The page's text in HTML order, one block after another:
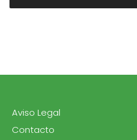
Aviso Legal
Contacto